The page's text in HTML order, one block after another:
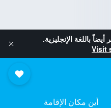
أيضاً باللغة الإنجليزية.
Visit
أين مكان الإقامة